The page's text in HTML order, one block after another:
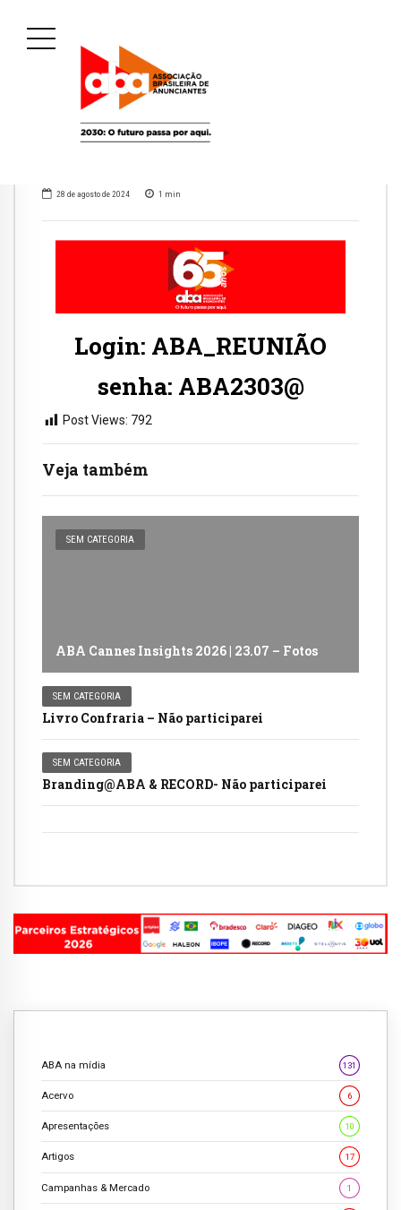
Veja também
SEM CATEGORIA
ABA Cannes Insights 2026 | 23.07 – Fotos
SEM CATEGORIA
Livro Confraria – Não participarei
SEM CATEGORIA
Branding@ABA & RECORD- Não participarei
28 de agosto de 2024 1 min
Login: ABA_REUNIÃO
senha: ABA2303@
Post Views: 792
ABA na mídia 131
Acervo 6
Apresentações 10
Artigos 17
Campanhas & Mercado 1